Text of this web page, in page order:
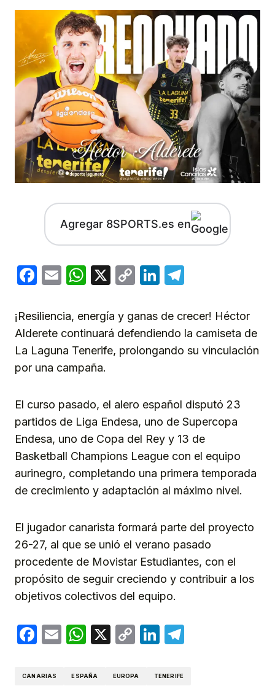
Agregar 8SPORTS.es en
Facebook
EmailWhatsApp
X
CopyLinkedIn
¡Resiliencia, energía y ganas de crecer! Héctor
Alderete continuará defendiendo la camiseta de
La Laguna Tenerife, prolongando su vinculación
por una campaña.
El curso pasado, el alero español disputó 23
partidos de Liga Endesa, uno de Supercopa
Endesa, uno de Copa del Rey y 13 de
Basketball Champions League con el equipo
aurinegro, completando una primera temporada
de crecimiento y adaptación al máximo nivel.
El jugador canarista formará parte del proyecto
26-27, al que se unió el verano pasado
procedente de Movistar Estudiantes, con el
propósito de seguir creciendo y contribuir a los
objetivos colectivos del equipo.
Facebook
EmailWhatsApp
X
CopyLinkedIn
CANARIAS ESPAÑA EUROPA TENERIFE